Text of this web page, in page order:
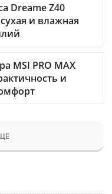
Dreame Z40
и влажная
MSI PRO MAX
и